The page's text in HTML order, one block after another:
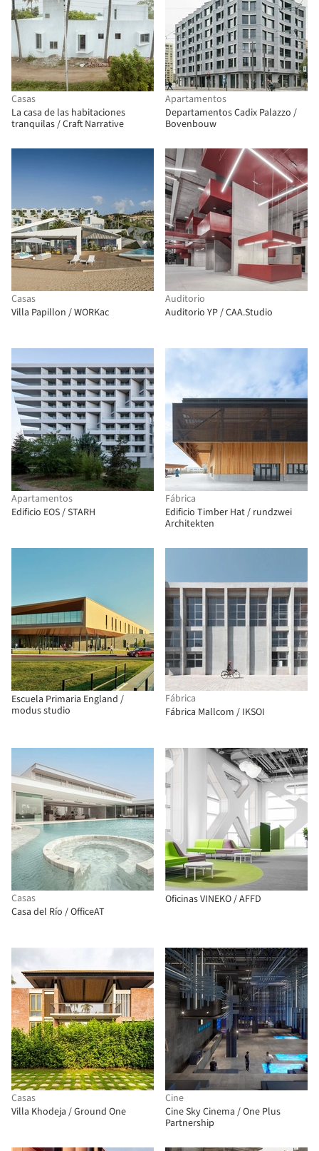
Casas
La casa de las habitaciones
tranquilas / Craft Narrative
Apartamentos
Departamentos Cadix Palazzo /
Bovenbouw
Casas
Villa Papillon / WORKac
Auditorio
Auditorio YP / CAA.Studio
Apartamentos
Edificio EOS / STARH
Fábrica
Edificio Timber Hat / rundzwei
Architekten
Escuela Primaria England /
modus studio
Fábrica
Fábrica Mallcom / IKSOI
Casas
Casa del Río / OfficeAT
Oficinas VINEKO / AFFD
Casas
Villa Khodeja / Ground One
Cine
Cine Sky Cinema / One Plus
Partnership